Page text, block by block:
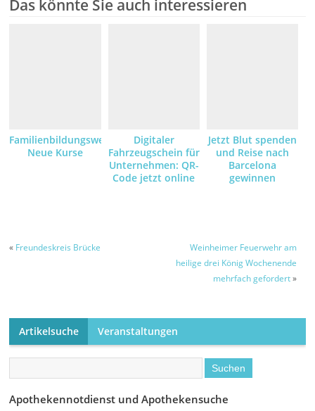
Das könnte Sie auch interessieren
Familienbildungswerk:
Neue Kurse
Digitaler
Fahrzeugschein für
Unternehmen: QR-
Code jetzt online
Jetzt Blut spenden
und Reise nach
Barcelona
gewinnen
« Freundeskreis Brücke
Weinheimer Feuerwehr am
heilige drei König Wochenende
mehrfach gefordert»
Artikelsuche Veranstaltungen
Apothekennotdienst und Apothekensuche